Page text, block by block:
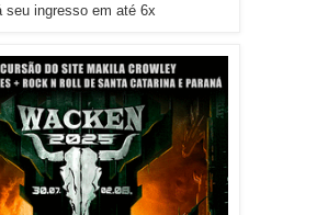
seu ingresso em até 6x